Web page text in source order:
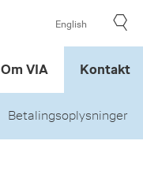
English
Om VIA Kontakt
Betalingsoplysninger